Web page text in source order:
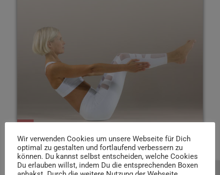
Wir verwenden Cookies um unsere Webseite für Dich
optimal zu gestalten und fortlaufend verbessern zu
können. Du kannst selbst entscheiden, welche Cookies
Du erlauben willst, indem Du die entsprechenden Boxen